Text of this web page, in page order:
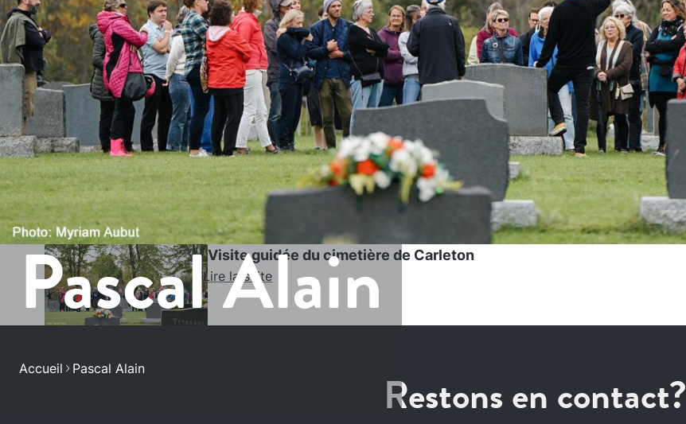
Pascal Alain
Accueil Pascal Alain
Visite guidée du cimetière de Carleton
Lire la suite
Restons en contact?